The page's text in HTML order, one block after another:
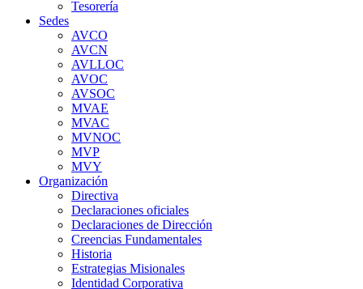
Tesorería
Sedes
AVCO
AVCN
AVLLOC
AVOC
AVSOC
MVAE
MVAC
MVNOC
MVP
MVY
Organización
Directiva
Declaraciones oficiales
Declaraciones de Dirección
Creencias Fundamentales
Historia
Estrategias Misionales
Identidad Corporativa